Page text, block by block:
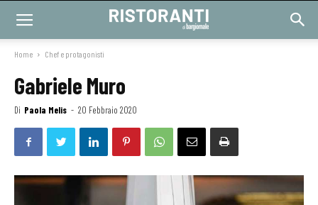
Home Chef e protagonisti
Gabriele Muro
Di Paola Melis - 20 Febbraio 2020